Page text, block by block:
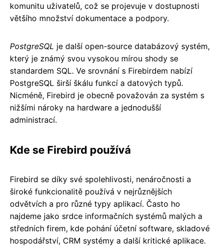
komunitu uživatelů, což se projevuje v dostupnosti
většího množství dokumentace a podpory.
PostgreSQL je další open-source databázový systém,
který je známý svou vysokou mírou shody se
standardem SQL. Ve srovnání s Firebirdem nabízí
PostgreSQL širší škálu funkcí a datových typů.
Nicméně, Firebird je obecně považován za systém s
nižšími nároky na hardware a jednodušší
administrací.
Kde se Firebird používá
Firebird se díky své spolehlivosti, nenáročnosti a
široké funkcionalitě používá v nejrůznějších
odvětvích a pro různé typy aplikací. Často ho
najdeme jako srdce informačních systémů malých a
středních firem, kde pohání účetní software, skladové
hospodářství, CRM systémy a další kritické aplikace.